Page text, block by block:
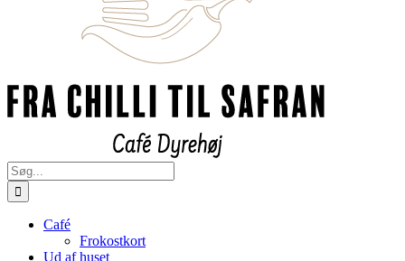
Søg
efter:
Café
Frokostkort
Ud af huset